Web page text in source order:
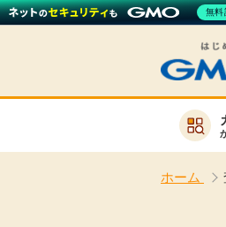
お知らせ
新着
ホーム
無料